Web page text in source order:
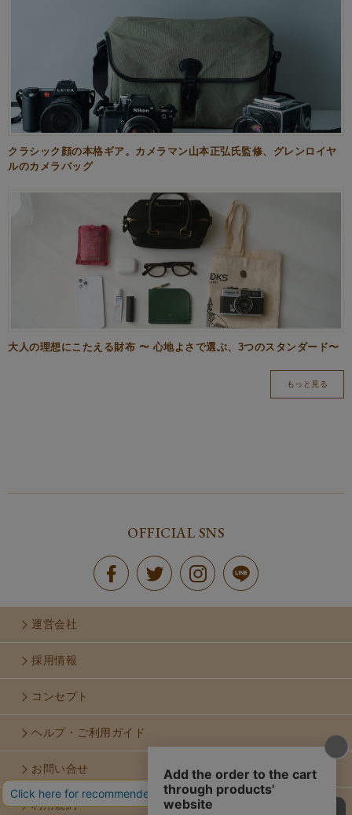
クラシック顔の本格ギア。カメラマン山本正弘氏監修、グレンロイヤ
ルのカメラバッグ
大人の理想にこたえる財布 〜 心地よさで選ぶ、3つのスタンダード〜
もっと見る
OFFICIAL SNS
運営会社
採用情報
コンセプト
ヘルプ・ご利用ガイド
お問い合せ
利用規約